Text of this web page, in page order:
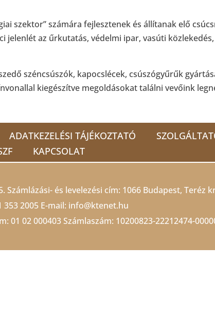
szektor” számára fejlesztenek és állítanak elő
jelenlét az űrkutatás, védelmi ipar, vasúti
széncsúszók, kapocslécek, csúszógyűrűk
kiegészítve megoldásokat találni vevőink
ADATKEZELÉSI TÁJÉKOZTATÓ
KAPCSOLAT
és levelezési cím: 1066 Budapest, Teréz
353 2005 E-mail: info@ktenet.hu
01 02 000403Számlaszám: 10200823-22212474-